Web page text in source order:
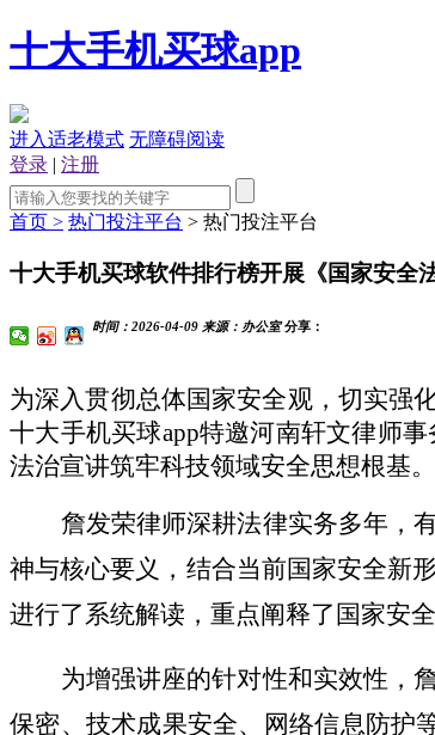
十大手机买球app
进入适老模式 无障碍阅读
登录 | 注册
首页 > 热门投注平台 > 热门投注平台
十大手机买球软件排行榜开展《国家安全
时间： 2026-04-09 来源： 办公室 分享：
为深入贯彻总体国家安全观，切实强
十大手机买球app特邀河南轩文律师
法治宣讲筑牢科技领域安全思想根基。
詹发荣律师深耕法律实务多年，
神与核心要义，结合当前国家安全新
进行了系统解读，重点阐释了国家安
为增强讲座的针对性和实效性，
保密、技术成果安全、网络信息防护